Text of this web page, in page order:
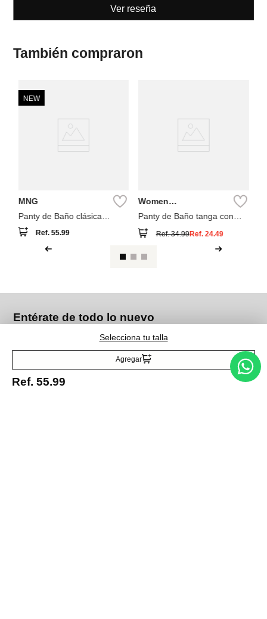
Selecciona tu talla
Agregar
Ref. 55.99
Ver reseña
También compraron
NEW
MNG
Panty de Baño clásica
estampado paisley
Ref.55.99
Women
Panty de Baño tanga con
Ref.34.99Ref.24.49
Entérate de todo lo nuevo
Acepto la política de tratamiento de datos personales Suscribirse